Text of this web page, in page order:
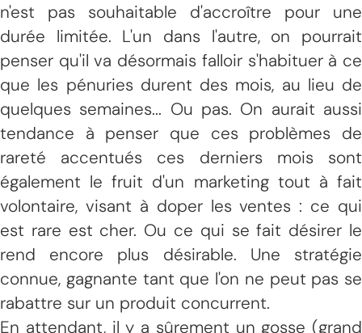
n'est pas souhaitable d'accroître pour une
durée limitée. L'un dans l'autre, on pourrait
penser qu'il va désormais falloir s'habituer à ce
que les pénuries durent des mois, au lieu de
quelques semaines... Ou pas. On aurait aussi
tendance à penser que ces problèmes de
rareté accentués ces derniers mois sont
également le fruit d'un marketing tout à fait
volontaire, visant à doper les ventes : ce qui
est rare est cher. Ou ce qui se fait désirer le
rend encore plus désirable. Une stratégie
connue, gagnante tant que l'on ne peut pas se
rabattre sur un produit concurrent.
En attendant, il y a sûrement un gosse (grand